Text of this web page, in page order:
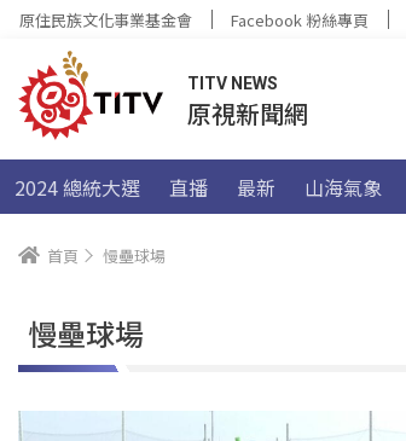
原住民族文化事業基金會 Facebook 粉絲專頁
TITV NEWS
原視新聞網
2024 總統大選 直播 最新 山海氣象
首頁 慢壘球場
慢壘球場